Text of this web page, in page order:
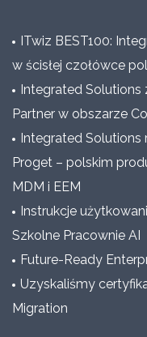
ITwiz BEST100:
w ścisłej czołówce
Integrated
Partner w obszarze
Integrated
Proget – polskim
MDM i EEM
Instrukcje
Szkolne Pracownie AI
Future-Ready
Uzyskaliśmy
Migration